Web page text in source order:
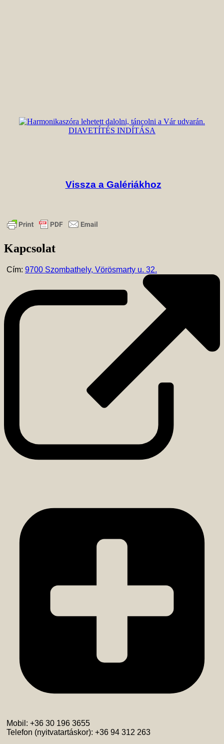
DIAVETÍTÉS INDÍTÁSA
Vissza a Galériákhoz
Kapcsolat
Cím: 9700 Szombathely, Vörösmarty u. 32.
Mobil: +36 30 196 3655
Telefon (nyitvatartáskor): +36 94 312 263